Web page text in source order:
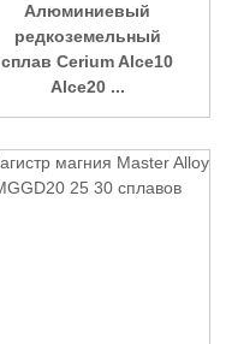
Алюминиевый
редкоземельный
сплав Cerium Alce10
Alce20 ...